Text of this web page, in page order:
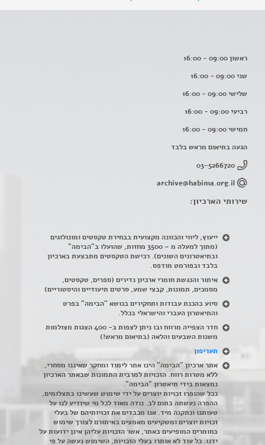
ראשון 09:00 - 16:00
שני 09:00 - 16:00
שלישי 09:00 - 16:00
רביעי 09:00 - 16:00
חמישי 09:00 - 16:00
הגעה בתיאום מראש בלבד
03-5266720
archive@habima.org.il
שירותי הארכיון:
ייעוץ, ליווי והכוונה מקצועית בבחירת טקסטים ומונולוגים
(מתוך למעלה מ – 3500 מחזות, שהועלו ב"הבימה"
ובתיאטרונים השונים). רכישת הטקסטים מתבצעת בארכיון
בלבד ובפורמט מודפס.
איתור והנגשת חומרי ארכיון נדירים (ספרים, טקסטים,
מסמכים, תמונות, קבצי שמע, סרטים תיעודיים והיסטוריים)
סיוע בהכנת עבודות ותחקירים בנושא "הבימה" בפרט
והתיאטרון העברי והישראלי בכלל.
חדר הצפייה מרווח ובו ניתן לצפות ב- 400 הצגות מצולמות
משנות השבעים והלאה (בתיאום מראש!)
תעריפון
אתר ארכיון "הבימה" הינו אתר לימוד ומחקר שאיננו מסחרי,
ללא מטרות רווח. הזכויות למרבית התמונות שבאתר הארכיון
נמצאות בידי תיאטרון "הבימה".
ככל שהופרו זכויות יוצרים על ידי שימוש שעשינו בתצלומים,
ההפרה נעשתה בתום לב. נודה מאוד לכל מי שיודיע לנו על
טעותנו ונתקנה מיד. אנו מכבדים את זכויותיהם של בעלי
זכויות יוצרים ומשקיעים מאמצים באיתורם לצורך שימוש
בחומרים המופיעים באתר, אשר הזכויות עליהן אינן ידועות על
ידנו. כל עוד לא אותרו בעלי הזכויות, השימוש נעשה על פי